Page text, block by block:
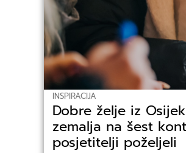
INSPIRACIJA
Dobre želje iz
zemalja na šest
posjetitelji poželjeli